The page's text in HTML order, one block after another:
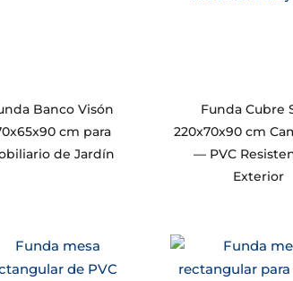
Banco Visón
cm para
de Jardín
Funda Cubre
220x70x90 cm
— PVC
Exterior